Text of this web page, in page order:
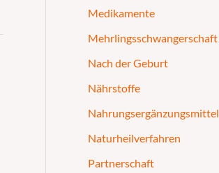
Medikamente
Mehrlingsschwangerschaft
Nach der Geburt
Nährstoffe
Nahrungsergänzungsmittel
Naturheilverfahren
Partnerschaft